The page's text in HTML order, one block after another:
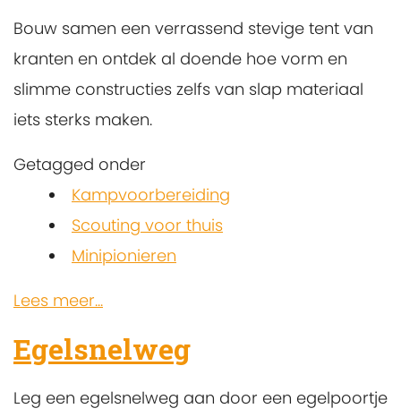
Bouw samen een verrassend stevige tent van
kranten en ontdek al doende hoe vorm en
slimme constructies zelfs van slap materiaal
iets sterks maken.
Getagged onder
Kampvoorbereiding
Scouting voor thuis
Minipionieren
Lees meer...
Egelsnelweg
Leg een egelsnelweg aan door een egelpoortje